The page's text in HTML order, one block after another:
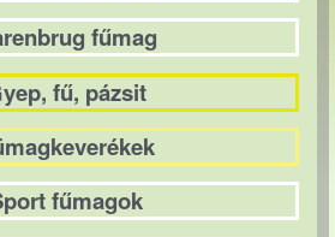
fűmag
fű, pázsit
fűmagok